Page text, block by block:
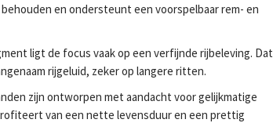
en ondersteunt een voorspelbaar rem- en
ligt de focus vaak op een verfijnde rijbeleving. Dat
rijgeluid, zeker op langere ritten.
zijn ontworpen met aandacht voor gelijkmatige
van een nette levensduur en een prettig